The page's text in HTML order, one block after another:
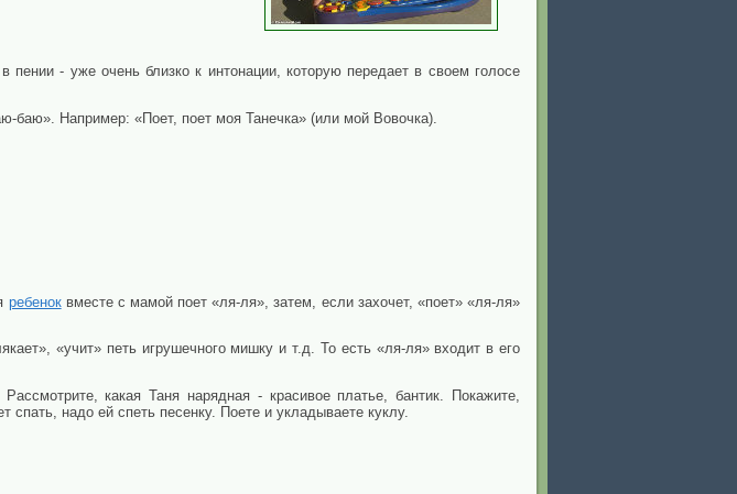
пении - уже очень близко к интонации, которую передает в своем голосе
баю». Например: «Поет, поет моя Танечка» (или мой Вовочка).
ребеноквместе с мамой поет «ля-ля», затем, если захочет, «поет» «ля-ля»
«учит» петь игрушечного мишку и т.д. То есть «ля-ля» входит в его
какая Таня нарядная - красивое платье, бантик. Покажите,
спать, надо ей спеть песенку. Поете и укладываете куклу.